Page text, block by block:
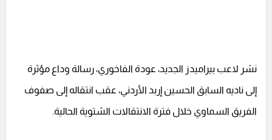
نشر لاعب بيراميدز الجديد، عودة الفاخوري، رسالة وداع مؤثرة
إلى ناديه السابق الحسين إربد الأردني، عقب انتقاله إلى صفوف
الفريق السماوي خلال فترة الانتقالات الشتوية الحالية.